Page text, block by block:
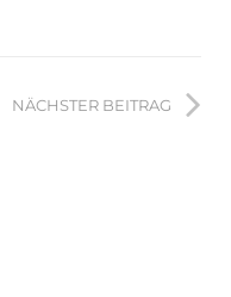
NÄCHSTER BEITRAG